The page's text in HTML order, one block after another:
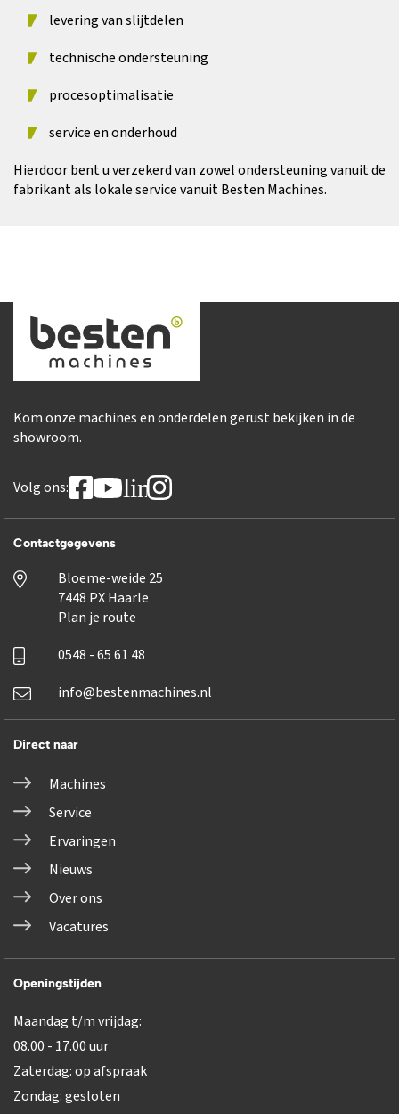
levering van slijtdelen
technische ondersteuning
procesoptimalisatie
service en onderhoud
Hierdoor bent u verzekerd van zowel ondersteuning vanuit de
fabrikant als lokale service vanuit Besten Machines.
Kom onze machines en onderdelen gerust bekijken in de
showroom.
Volg ons: linkedin
Contactgegevens
Bloeme-weide 25
7448 PX Haarle
Plan je route
0548 - 65 61 48
info@bestenmachines.nl
Direct naar
Machines
Service
Ervaringen
Nieuws
Over ons
Vacatures
Openingstijden
Maandag t/m vrijdag:
08.00 - 17.00 uur
Zaterdag: op afspraak
Zondag: gesloten